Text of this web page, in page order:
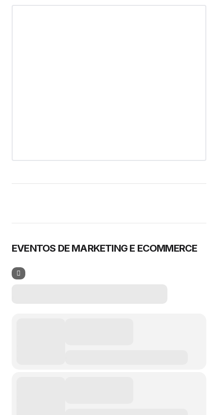
EVENTOS DE MARKETING E ECOMMERCE